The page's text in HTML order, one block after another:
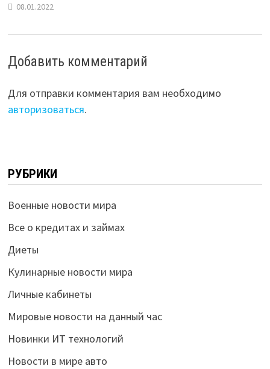
08.01.2022
Добавить комментарий
Для отправки комментария вам необходимо
авторизоваться.
РУБРИКИ
Военные новости мира
Все о кредитах и займах
Диеты
Кулинарные новости мира
Личные кабинеты
Мировые новости на данный час
Новинки ИТ технологий
Новости в мире авто